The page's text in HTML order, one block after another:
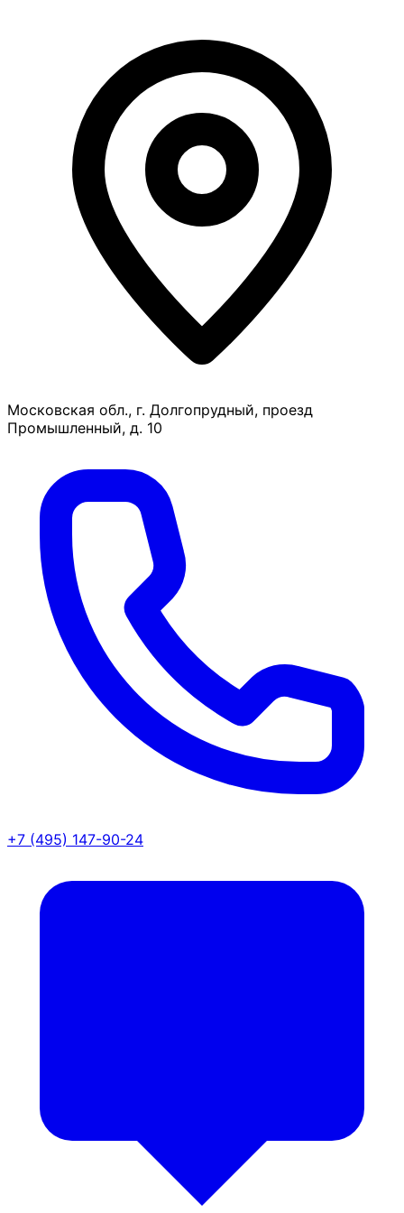
Московская обл., г. Долгопрудный, проезд
Промышленный, д. 10
+7 (495) 147-90-24